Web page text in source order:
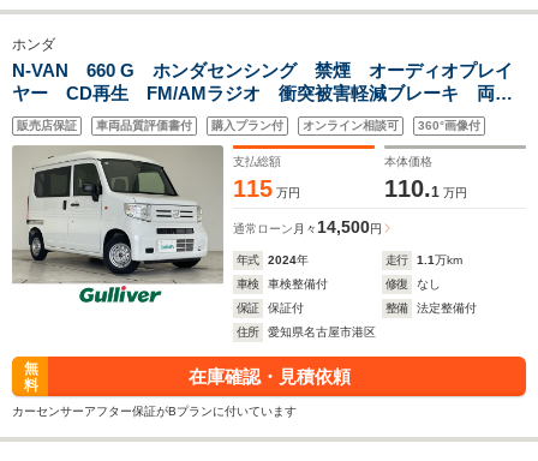
ホンダ
N-VAN 660 G ホンダセンシング 禁煙 オーディオプレイ
ヤー CD再生 FM/AMラジオ 衝突被害軽減ブレーキ 両側
スライドドア オートハイビーム レーダークルーズコントロ
ール ステアリングスイッチ
販売店保証 車両品質評価書付 購入プラン付 オンライン相談可 360°画像付
支払総額
115 万円
本体価格
110.1 万円
通常ローン 月々 14,500円
年式 2024年 走行 1.1万km
車検
車検整備付 修復
なし
保証
保証付 整備
法定整備付
住所
愛知県名古屋市港区
無
料
在庫確認・見積依頼
カーセンサーアフター保証がBプランに付いています